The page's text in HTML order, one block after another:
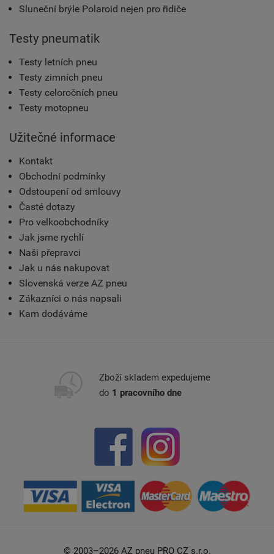
Sluneční brýle Polaroid nejen pro řidiče
Testy pneumatik
Testy letních pneu
Testy zimních pneu
Testy celoročních pneu
Testy motopneu
Užitečné informace
Kontakt
Obchodní podmínky
Odstoupení od smlouvy
Časté dotazy
Pro velkoobchodníky
Jak jsme rychlí
Naši přepravci
Jak u nás nakupovat
Slovenská verze AZ pneu
Zákazníci o nás napsali
Kam dodáváme
Zboží skladem expedujeme
do 1 pracovního dne
© 2003–2026 AZ pneu PRO CZ s.r.o.